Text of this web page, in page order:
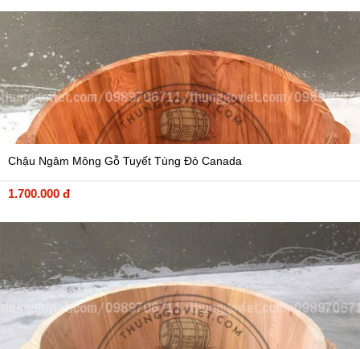
Chậu Ngâm Mông Gỗ Tuyết Tùng Đỏ Canada
1.700.000 đ